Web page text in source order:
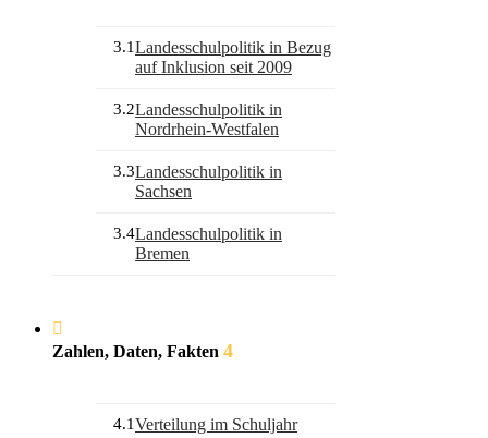
3.1Landesschulpolitik in Bezug
auf Inklusion seit 2009
3.2Landesschulpolitik in
Nordrhein-Westfalen
3.3Landesschulpolitik in
Sachsen
3.4Landesschulpolitik in
Bremen
Zahlen, Daten, Fakten 4
4.1Verteilung im Schuljahr